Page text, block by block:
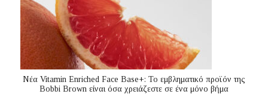
Nέα Vitamin Enriched Face Base+: Το εμβληματικό προϊόν της
Bobbi Brown είναι όσα χρειάζεστε σε ένα μόνο βήμα